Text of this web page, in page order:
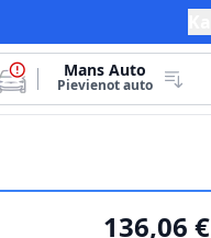
Mans Auto
Pievienot auto
136,06 €